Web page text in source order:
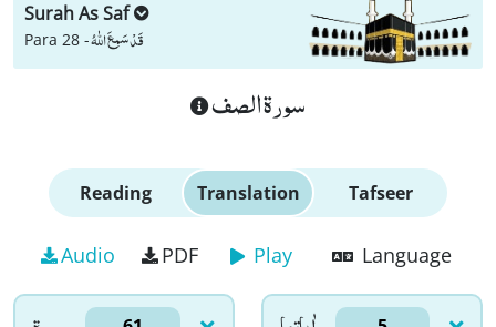
Surah As Saf
Para 28 -قَدْ سَمِعَ اللّٰهُ
سورة الصف
Reading Translation Tafseer
Audio PDF Play Language